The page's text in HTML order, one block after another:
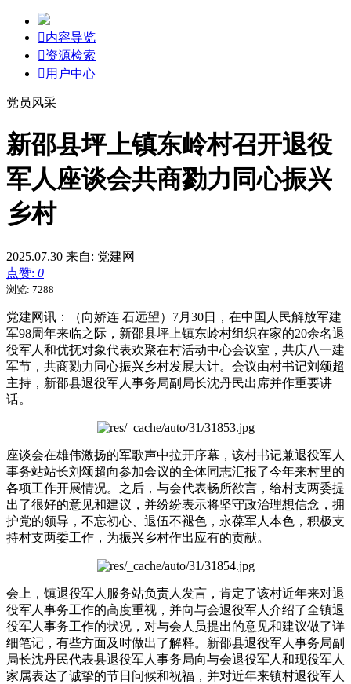
内容导览
资源检索
 用户中心
党员风采
新邵县坪上镇东岭村召开退役
军人座谈会共商勠力同心振兴
乡村
2025.07.30 来自: 党建网
点赞: 0
浏览: 7288
党建网讯：（向娇连 石远望）7月30日，在中国人民解放军建
军98周年来临之际，新邵县坪上镇东岭村组织在家的20余名退
役军人和优抚对象代表欢聚在村活动中心会议室，共庆八一建
军节，共商勠力同心振兴乡村发展大计。会议由村书记刘颂超
主持，新邵县退役军人事务局副局长沈丹民出席并作重要讲
话。
座谈会在雄伟激扬的军歌声中拉开序幕，该村书记兼退役军人
事务站站长刘颂超向参加会议的全体同志汇报了今年来村里的
各项工作开展情况。之后，与会代表畅所欲言，给村支两委提
出了很好的意见和建议，并纷纷表示将坚守政治理想信念，拥
护党的领导，不忘初心、退伍不褪色，永葆军人本色，积极支
持村支两委工作，为振兴乡村作出应有的贡献。
会上，镇退役军人服务站负责人发言，肯定了该村近年来对退
役军人事务工作的高度重视，并向与会退役军人介绍了全镇退
役军人事务工作的状况，对与会人员提出的意见和建议做了详
细笔记，有些方面及时做出了解释。新邵县退役军人事务局副
局长沈丹民代表县退役军人事务局向与会退役军人和现役军人
家属表达了诚挚的节日问候和祝福，并对近年来镇村退役军人